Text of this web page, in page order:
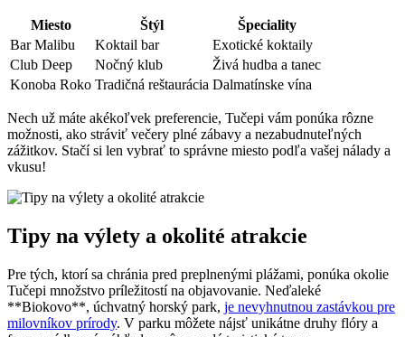
Miesto Štýl
Špeciality
Bar Malibu
Koktail bar
Exotické koktaily
Club Deep
Nočný klub
Živá hudba a tanec
Konoba Roko Tradičná reštaurácia Dalmatínske vína
Nech už máte akékoľvek preferencie, Tučepi vám ponúka rôzne
možnosti, ako stráviť večery plné zábavy a nezabudnuteľných
zážitkov. Stačí si len vybrať to správne miesto podľa vašej nálady a
vkusu!
Tipy na výlety a okolité atrakcie
Pre tých, ktorí sa chránia pred preplnenými plážami, ponúka okolie
Tučepi množstvo príležitostí na objavovanie. Neďaleké
**Biokovo**, úchvatný horský park, je nevyhnutnou zastávkou pre
milovníkov prírody. V parku môžete nájsť unikátne druhy flóry a